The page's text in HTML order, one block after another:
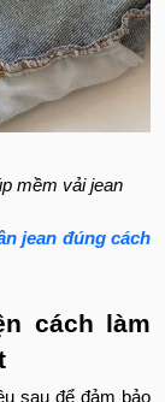
mềm vải jean
jean đúng cách
cách làm
sau để đảm bảo